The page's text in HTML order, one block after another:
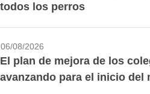
todos los perros
06/08/2026
El plan de mejora de los
avanzando para el inicio del